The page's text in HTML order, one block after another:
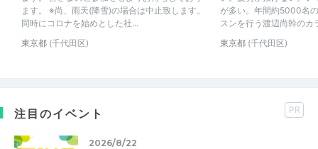
ます。 ※尚、雨天(降雪)の場合は中止致します。
同時にコロナを始めとした社...
東京都 (千代田区)
が多い。年間約5000名
スンを行う渡辺尚幹のカ
東京都 (千代田区)
注目のイベント PR
2026/8/22